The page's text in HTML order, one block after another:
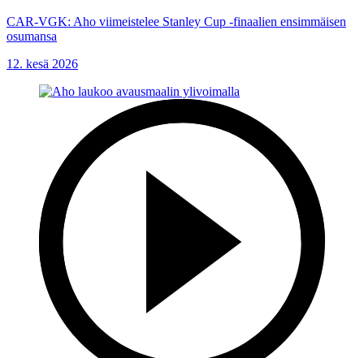
CAR-VGK: Aho viimeistelee Stanley Cup -finaalien ensimmäisen
osumansa
12. kesä 2026